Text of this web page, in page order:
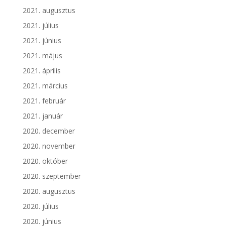
2021. augusztus
2021. július
2021. június
2021. május
2021. április
2021. március
2021. február
2021. január
2020. december
2020. november
2020. október
2020. szeptember
2020. augusztus
2020. július
2020. június